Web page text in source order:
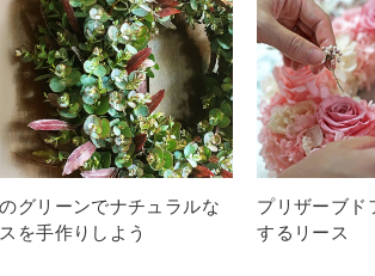
グリーンでナチュラルな
を手作りしよう
プリザーブド
するリース